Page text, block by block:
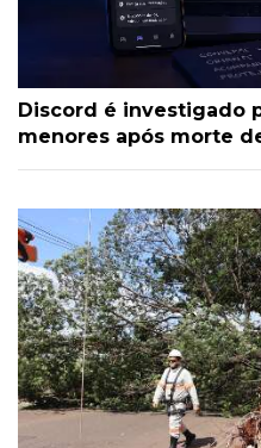
Discord é investigado
menores após morte